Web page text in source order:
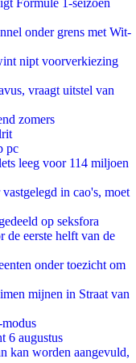
Formule 1-seizoen
onder grens met Wit-
nipt voorverkiezing
vraagt uitstel van
zomers
pc
leeg voor 114 miljoen
in cao's, moet
op seksfora
eerste helft van de
onder toezicht om
mijnen in Straat van
6 augustus
kan worden aangevuld,